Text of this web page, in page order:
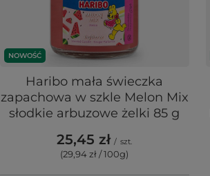
NOWOŚĆ
Haribo mała świeczka
zapachowa w szkle Melon Mix
słodkie arbuzowe żelki 85 g
25,45 zł / szt.
(29,94 zł / 100g)